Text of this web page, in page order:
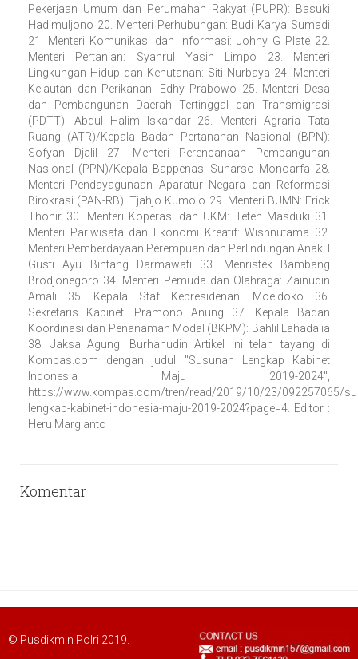
Pekerjaan Umum dan Perumahan Rakyat (PUPR): Basuki
Hadimuljono 20. Menteri Perhubungan: Budi Karya Sumadi
21. Menteri Komunikasi dan Informasi: Johny G Plate 22.
Menteri Pertanian: Syahrul Yasin Limpo 23. Menteri
Lingkungan Hidup dan Kehutanan: Siti Nurbaya 24. Menteri
Kelautan dan Perikanan: Edhy Prabowo 25. Menteri Desa
dan Pembangunan Daerah Tertinggal dan Transmigrasi
(PDTT): Abdul Halim Iskandar 26. Menteri Agraria Tata
Ruang (ATR)/Kepala Badan Pertanahan Nasional (BPN):
Sofyan Djalil 27. Menteri Perencanaan Pembangunan
Nasional (PPN)/Kepala Bappenas: Suharso Monoarfa 28.
Menteri Pendayagunaan Aparatur Negara dan Reformasi
Birokrasi (PAN-RB): Tjahjo Kumolo 29. Menteri BUMN: Erick
Thohir 30. Menteri Koperasi dan UKM: Teten Masduki 31.
Menteri Pariwisata dan Ekonomi Kreatif: Wishnutama 32.
Menteri Pemberdayaan Perempuan dan Perlindungan Anak: I
Gusti Ayu Bintang Darmawati 33. Menristek Bambang
Brodjonegoro 34. Menteri Pemuda dan Olahraga: Zainudin
Amali 35. Kepala Staf Kepresidenan: Moeldoko 36.
Sekretaris Kabinet: Pramono Anung 37. Kepala Badan
Koordinasi dan Penanaman Modal (BKPM): Bahlil Lahadalia
38. Jaksa Agung: Burhanudin Artikel ini telah tayang di
Kompas.com dengan judul "Susunan Lengkap Kabinet
Indonesia Maju 2019-2024",
https://www.kompas.com/tren/read/2019/10/23/092257065/
lengkap-kabinet-indonesia-maju-2019-2024?page=4. Editor :
Heru Margianto
Komentar
© Pusdikmin Polri 2019.